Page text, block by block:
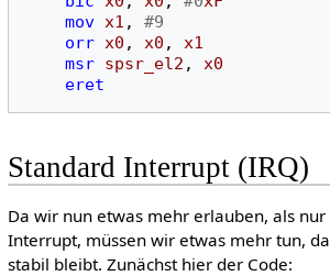
mov x1 ,
#9
orr x0 , x0 ,
x1
msr spsr_el2 ,
x0
eret
Standard Interrupt (IRQ)
Da wir nun etwas mehr erlauben, als
Interrupt, müssen wir etwas mehr tun,
stabil bleibt. Zunächst hier der Code: